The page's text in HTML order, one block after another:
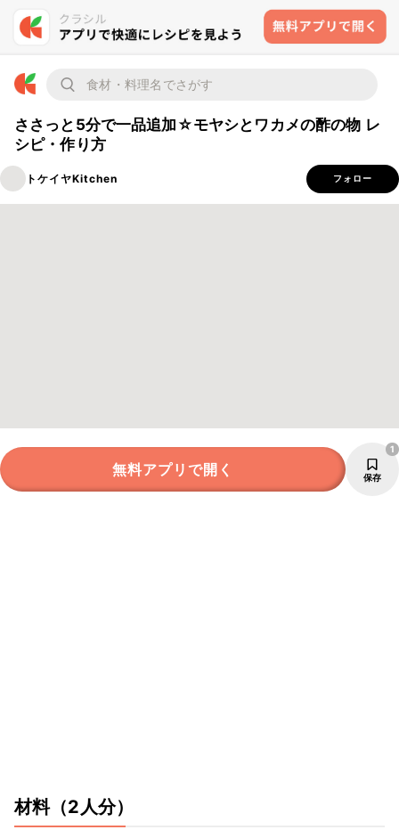
ささっと5分で一品追加☆モヤシとワカメの酢の物 レ
シピ・作り方
トケイヤKitchen フォロー
無料アプリで開く 保存
1
材料（2人分）